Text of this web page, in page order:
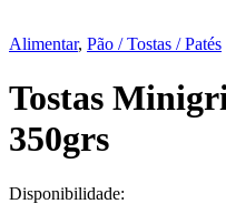
Alimentar, Pão / Tostas / Patés
Tostas
350grs
Disponibilidade: